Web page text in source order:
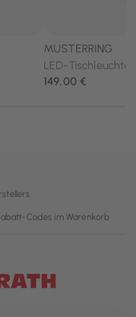
Codes im Warenkorb